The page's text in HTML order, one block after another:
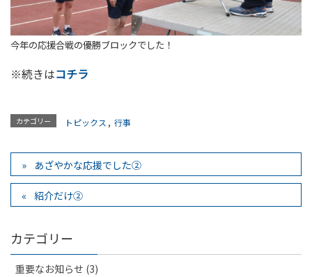
今年の応援合戦の優勝ブロックでした！
※続きはコチラ
カテゴリー トピックス , 行事
あざやかな応援でした②
紹介だけ②
カテゴリー
重要なお知らせ (3)